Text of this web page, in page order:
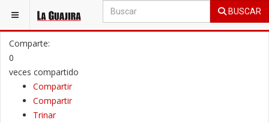
BUSCAR
ESTÁ AQUÍ: JUDICIAL JUDICIALES - LOCAL
Comparte:
0
veces compartido
Compartir
Compartir
Trinar